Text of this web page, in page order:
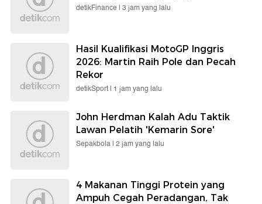
detikFinance | 3 jam yang lalu
Hasil Kualifikasi MotoGP Inggris
2026: Martin Raih Pole dan Pecah
Rekor
detikSport | 1 jam yang lalu
John Herdman Kalah Adu Taktik
Lawan Pelatih 'Kemarin Sore'
Sepakbola | 2 jam yang lalu
4 Makanan Tinggi Protein yang
Ampuh Cegah Peradangan, Tak